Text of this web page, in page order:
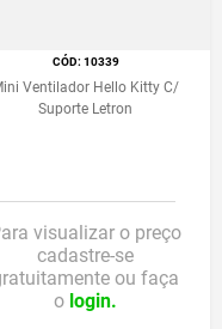
:10339
Ventilador Hello Kitty C/
Suporte Letron
visualizar o preço
cadastre-se
ou faça
o login.